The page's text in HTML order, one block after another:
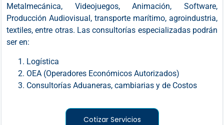
Metalmecánica, Videojuegos, Animación, Software,
Producción Audiovisual, transporte marítimo, agroindustria,
textiles, entre otras. Las consultorías especializadas podrán
ser en:
Logística
OEA (Operadores Económicos Autorizados)
Consultorías Aduaneras, cambiarias y de Costos
Cotizar Servicios